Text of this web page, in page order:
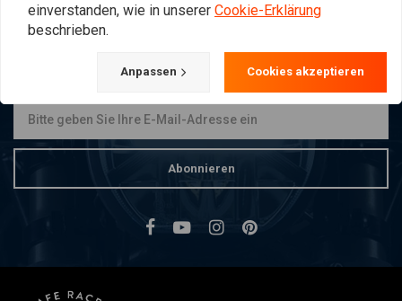
Immer auf dem Laufenden bleiben?
Abonnieren
einverstanden, wie in unserer Cookie-Erklärung
beschrieben.
Anpassen Cookies akzeptieren